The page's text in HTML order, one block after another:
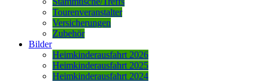
Tourenveranstalter
Versicherungen
Zubehör
Bilder
Heimkinderausfahrt 2026
Heimkinderausfahrt 2025
Heimkinderausfahrt 2024